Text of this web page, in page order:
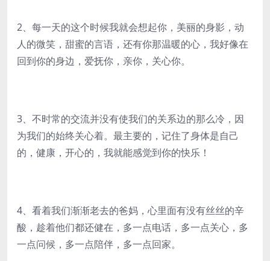
2、每一天的这个时候我就会想起你，美丽的身影，动
人的微笑，甜蜜的言语，还有你那温暖的心，我好像在
回到你的身边，爱抚你，亲你，关心你。
3、不时常的交流并没有使我们的关系边的那么冷，因
为我们的始终关心着。最主要的，记住了身体是自己
的，健康，开心的，我就能感觉到你的快乐！
4、看着我们渐渐老去的爸妈，心里面有没有丝丝的辛
酸，趁着他们都还健在，多一点电话，多一点关心，多
一点问候，多一点陪伴，多一点回家。